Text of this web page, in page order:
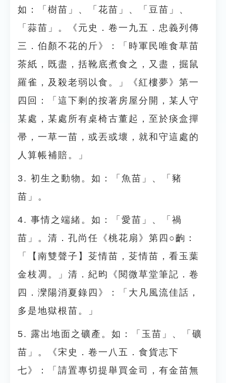
如：「樹苗」、「花苗」、「豆苗」、
「蒜苗」。《元史．卷一九五．忠義列傳
三．伯顏不花的斤》：「時軍民唯食草苗
茶紙，既盡，括靴底煮食之，又盡，掘鼠
羅雀，及殺老弱以食。」《紅樓夢》第一
四回：「這下剩的按著房屋分開，某人守
某處，某處所有桌椅古董起，至於痰盒撣
帚，一草一苗，或丟或壞，就和守這處的
人算帳補賠。」
3. 初生之動物。如：「魚苗」、「豬
苗」。
4. 事情之端緒。如：「愛苗」、「禍
苗」。清．孔尚任《桃花扇》第四○齣：
「【南雙聲子】芟情苗，芟情苗，看玉葉
金枝凋。」清．紀昀《閱微草堂筆記．卷
四．灤陽消夏錄四》：「大凡風流佳話，
多是地獄根苗。」
5. 露出地面之礦產。如：「玉苗」、「礦
苗」。《宋史．卷一八五．食貨志下
七》：「請置專切提舉買金司，有金苗無